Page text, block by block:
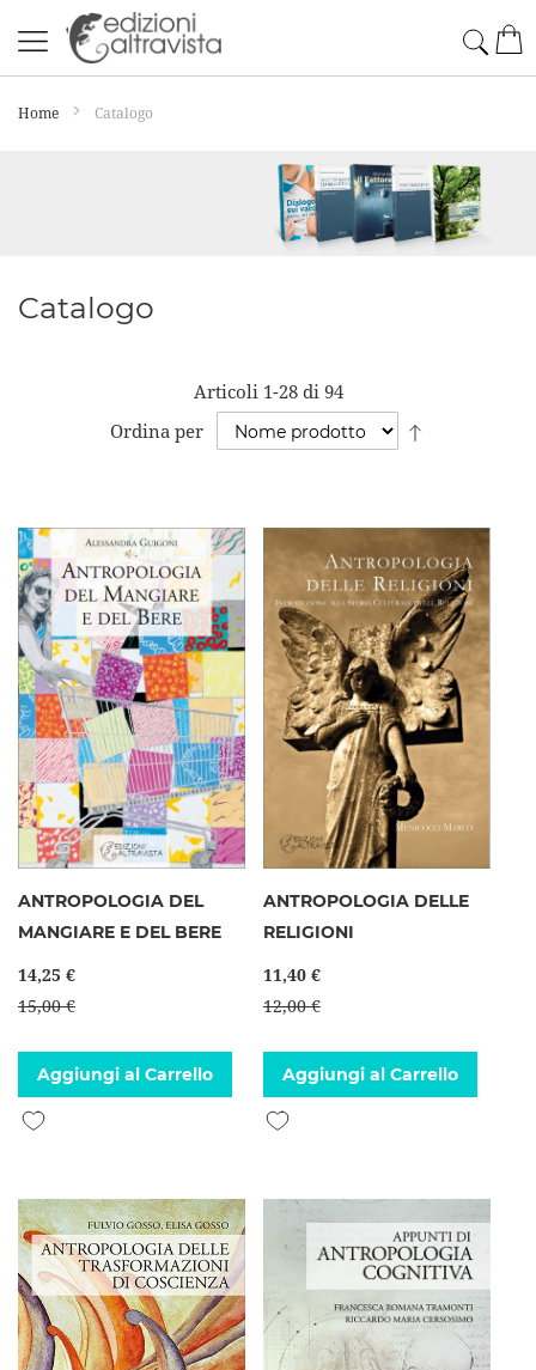
al
contenuto
Home Catalogo
Catalogo
Articoli 1-28di 94
Ordina per
decrescente
ANTROPOLOGIA DEL
MANGIARE E DEL BERE
14,25 €
15,00 €
Aggiungi al Carrello
Aggiungi alla lista desideri
ANTROPOLOGIA DELLE
RELIGIONI
11,40 €
12,00 €
Aggiungi al Carrello
Aggiungi alla lista desideri